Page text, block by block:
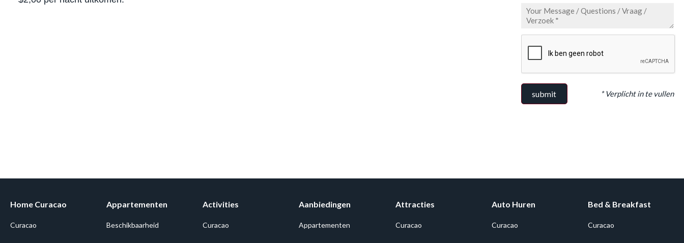
submit * Verplicht in te vullen
Home Curacao
Curacao
Appartementen
Beschikbaarheid
Activities
Curacao
Aanbiedingen
Appartementen
Attracties
Curacao
Auto Huren
Curacao
Bed & Breakfast
Curacao